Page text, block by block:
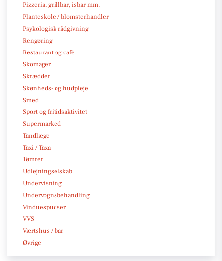
Pizzeria, grillbar, isbar mm.
Planteskole / blomsterhandler
Psykologisk rådgivning
Rengøring
Restaurant og café
Skomager
Skrædder
Skønheds- og hudpleje
Smed
Sport og fritidsaktivitet
Supermarked
Tandlæge
Taxi / Taxa
Tømrer
Udlejningselskab
Undervisning
Undervognsbehandling
Vinduespudser
VVS
Værtshus / bar
Øvrige